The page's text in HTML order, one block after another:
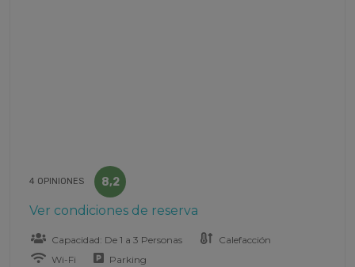
4 OPINIONES 8,2
Ver condiciones de reserva
Capacidad: De 1 a 3 Personas
Calefacción
Wi-Fi
Parking